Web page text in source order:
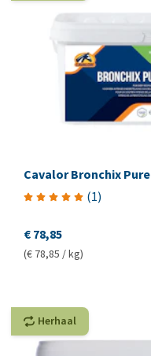
Cavalor Bronchix Pure
(1)
€ 78,85
(€ 78,85 / kg)
Herhaal